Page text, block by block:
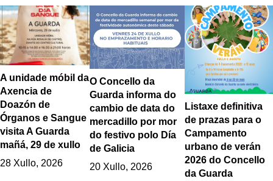
A unidade móbil da
Axencia de
Doazón de
Órganos e Sangue
visita A Guarda
mañá, 29 de xullo
28 Xullo, 2026
O Concello da
Guarda informa do
cambio de data do
mercadillo por mor
do festivo polo Día
de Galicia
20 Xullo, 2026
Listaxe definitiva
de prazas para o
Campamento
urbano de verán
2026 do Concello
da Guarda